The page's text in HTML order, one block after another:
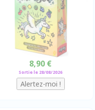
8,90 €
Sortie le 28/08/2026